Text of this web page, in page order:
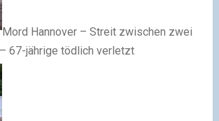
Mord Hannover – Streit zwischen zwei
67-jährige tödlich verletzt